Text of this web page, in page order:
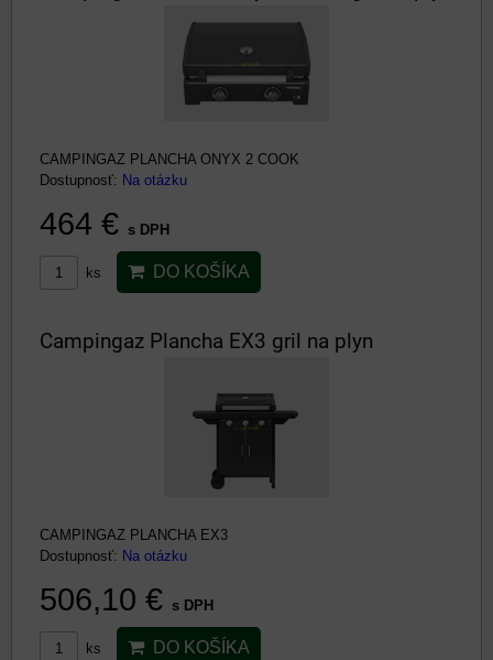
CAMPINGAZ PLANCHA ONYX 2 COOK
Dostupnosť: Na otázku
464 € s DPH
ks DO KOŠÍKA
Campingaz Plancha EX3 gril na plyn
CAMPINGAZ PLANCHA EX3
Dostupnosť: Na otázku
506,10 € s DPH
ks DO KOŠÍKA